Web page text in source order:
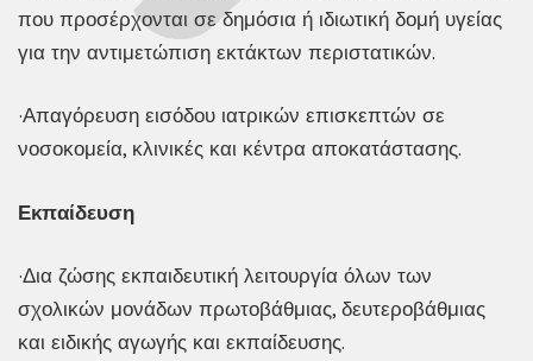
που προσέρχονται σε δημόσια ή ιδιωτική δομή υγείας
για την αντιμετώπιση εκτάκτων περιστατικών.
·Απαγόρευση εισόδου ιατρικών επισκεπτών σε
νοσοκομεία, κλινικές και κέντρα αποκατάστασης.
Εκπαίδευση
·Δια ζώσης εκπαιδευτική λειτουργία όλων των
σχολικών μονάδων πρωτοβάθμιας, δευτεροβάθμιας
και ειδικής αγωγής και εκπαίδευσης.